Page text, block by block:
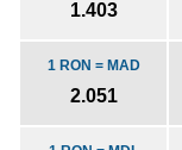
1.403
1 RON = MAD
2.051